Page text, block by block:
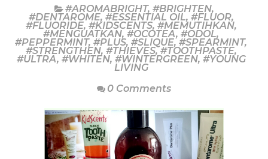
#AROMABRIGHT, #BRIGHTEN,
#DENTAROME, #ESSENTIAL OIL, #FLUOR,
#FLUORIDE, #KIDSCENTS, #MEMUTIHKAN,
#MENGUATKAN, #OCOTEA, #ODOL,
#PEPPERMINT, #PLUS, #SLIQUE,#SPEARMINT,
#STRENGTHEN, #THIEVES,#TOOTHPASTE,
#ULTRA, #WHITEN, #WINTERGREEN, #YOUNG
LIVING
0 Comments